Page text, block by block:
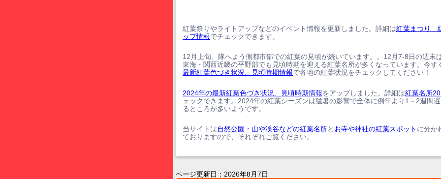
紅葉祭りやライトアップなどのイベント情報を更新しました。詳細は紅葉まつり
ップ情報でチェックできます。
12月上旬、隊へよう側都市部での紅葉の見頃が続いています。。12月7-8日の週末
東海・関西近畿の平野部でも見頃時期を迎える紅葉名所が多くなっています。今す
最新紅葉色づき状況、見頃時期情報で各地の紅葉状況をチェックしてください！
2024年の最新紅葉色づき状況、見頃時期情報をアップしました。詳細は紅葉名所
ェックできます。2024年の紅葉シーズンは猛暑の影響で全体に例年より1－2週間
るところが多いようです。
当サイトは自然公園・山や渓谷などの紅葉名所と お寺や神社の紅葉スポット に分か
ておりますので、それぞれご覧ください。
ページ更新日： 2026年8月7日